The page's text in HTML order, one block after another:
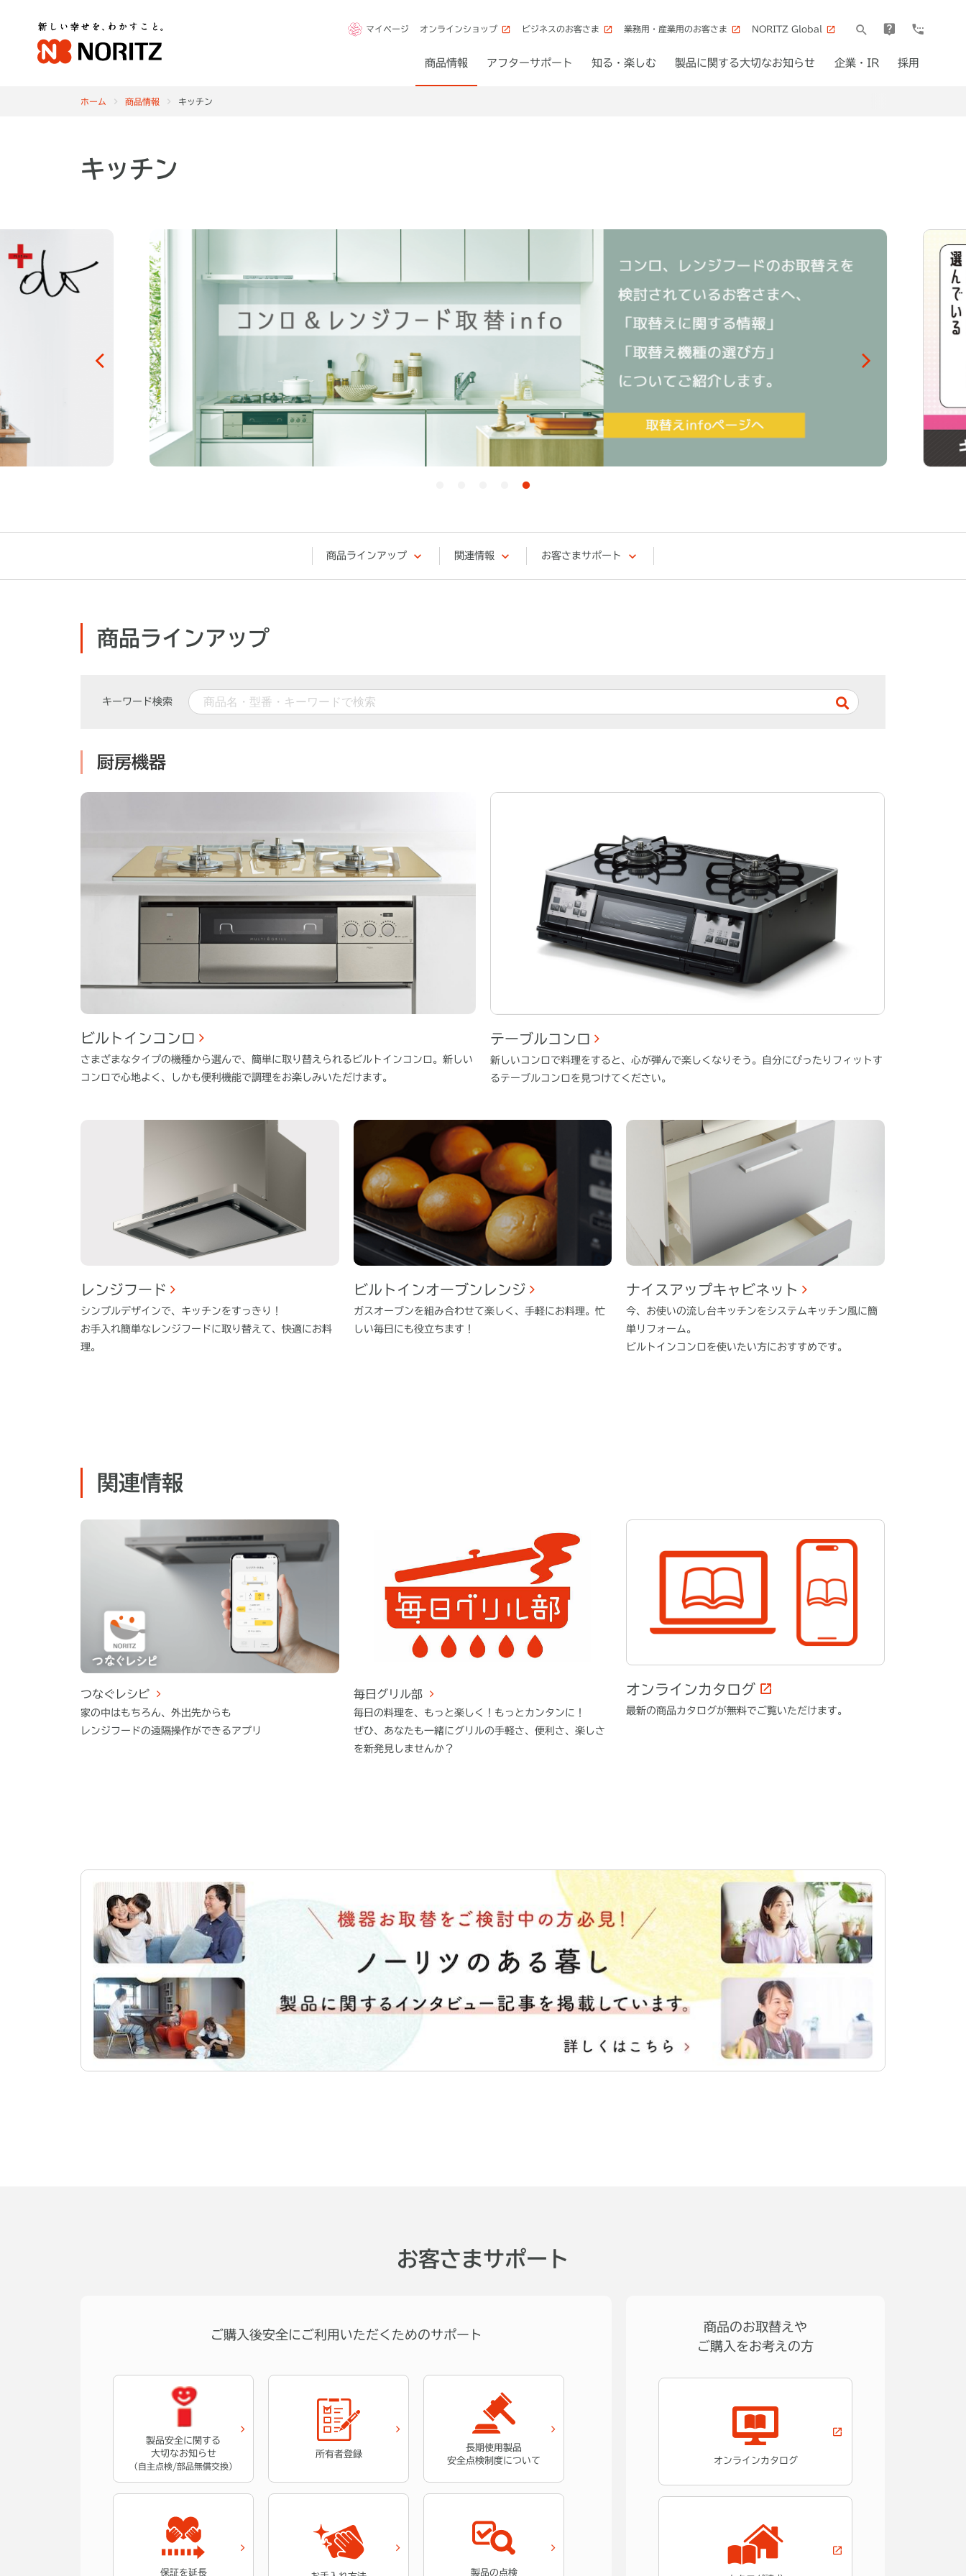
マイページ オンラインショップ ビジネスのお客さま 業務用・産業用のお客さま NORITZ Global
商品情報 アフターサポート 知る・楽しむ 製品に関する大切なお知らせ 企業・IR 採用
ホーム 商品情報 キッチン
キッチン
商品ラインアップ 関連情報 お客さまサポート
商品ラインアップ
キーワード検索
厨房機器
ビルトインコンロ
さまざまなタイプの機種から選んで、簡単に取り替えられるビルトインコンロ。新しい
コンロで心地よく、しかも便利機能で調理をお楽しみいただけます。
テーブルコンロ
新しいコンロで料理をすると、心が弾んで楽しくなりそう。自分にぴったりフィットす
るテーブルコンロを見つけてください。
レンジフード
シンプルデザインで、キッチンをすっきり！
お手入れ簡単なレンジフードに取り替えて、快適にお料
理。
ビルトインオーブンレンジ
ガスオーブンを組み合わせて楽しく、手軽にお料理。忙
しい毎日にも役立ちます！
ナイスアップキャビネット
今、お使いの流し台キッチンをシステムキッチン風に簡
単リフォーム。
ビルトインコンロを使いたい方におすすめです。
関連情報
つなぐレシピ
家の中はもちろん、外出先からも
レンジフードの遠隔操作ができるアプリ
毎日グリル部
毎日の料理を、もっと楽しく！もっとカンタンに！
ぜひ、あなたも一緒にグリルの手軽さ、便利さ、楽しさ
を新発見しませんか？
オンラインカタログ
最新の商品カタログが無料でご覧いただけます。
お客さまサポート
ご購入後安全に ご利用いただくためのサポート
製品安全に関する
大切なお知らせ
（自主点検/部品無償交換）
所有者登録
長期使用製品
安全点検制度について
保証を延長 製品の点検
商品のお取替えや
ご購入をお考えの方
オンラインカタログ